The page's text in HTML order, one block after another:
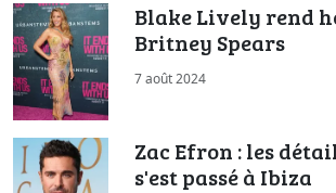
Blake Lively rend
Britney Spears
7 août 2024
Zac Efron : les
s'est passé à Ibiza